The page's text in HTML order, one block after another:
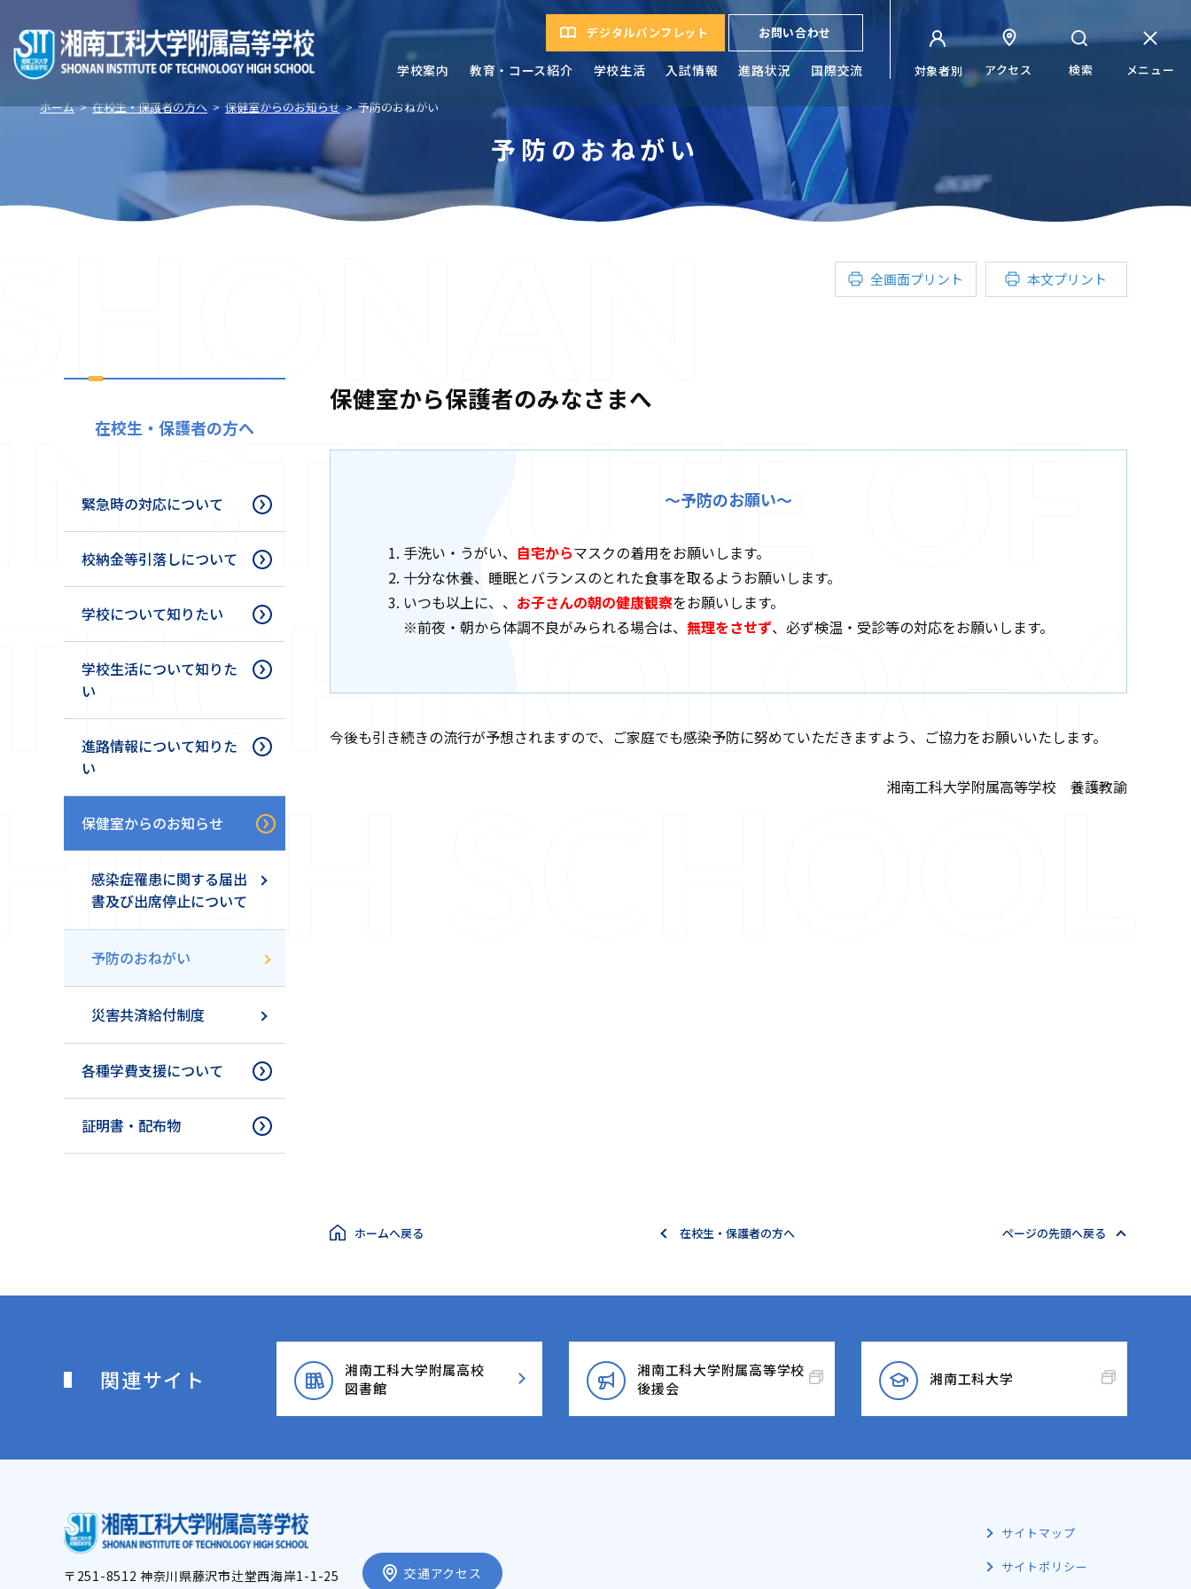
ー
シ
へカ
ョ
タ
デジタルパンフレット お問い合わせ
学校案内 教育・コース紹介 学校生活 入試情報 進路状況 国際交流 対象者別 アクセス 検索 メニュー
ホーム>在校生・保護者の方へ>保健室からのお知らせ>予防のおねがい
全画面プリント 本文プリント
予防のおねがい
保健室から保護者のみなさまへ
～予防のお願い～
手洗い・うがい、 自宅からマスクの着用をお願いします。
十分な休養、睡眠とバランスのとれた食事を取るようお願いします。
いつも以上に、、 お子さんの朝の健康観察をお願いします。
※前夜・朝から体調不良がみられる場合は、 無理をさせず、必ず検温・受診等の対応をお願いします。
今後も引き続きの流行が予想されますので、ご家庭でも感染予防に努めていただきますよう、ご協力をお願いいたします。
湘南工科大学附属高等学校 養護教諭
在校生・保護者の方へ
緊急時の対応について
校納金等引落しについて
学校について知りたい
学校生活について知りた
い
進路情報について知りた
い
保健室からのお知らせ
感染症罹患に関する届出
書及び出席停止について
予防のおねがい
災害共済給付制度
各種学費支援について
証明書・配布物
在校生・保護者の方へ
ホームへ戻る ページの先頭へ戻る
関連サイト
湘南工科大学附属高校
図書館
湘南工科大学附属高等学校
後援会
湘南工科大学
〒251-8512 神奈川県藤沢市辻堂西海岸1-1-25 交通アクセス
サイトマップ
サイトポリシー